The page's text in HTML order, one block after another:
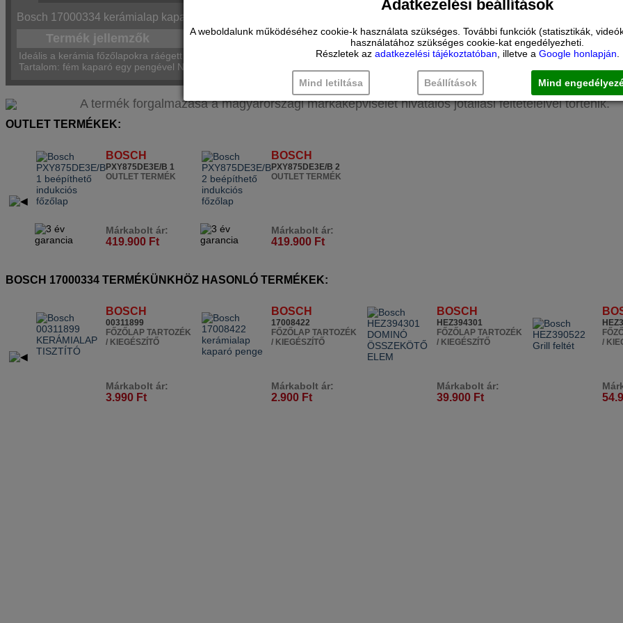
Bosch 17000334 kerámialap kaparó leírás:
Termék jellemzők
Ideális a kerámia főzőlapokra ráégett szennyeződések eltávolítására a felület károsítása nélkül.
Tartalom: fém kaparó egy pengével Ne használja éles szögben (például 45 vagy 90 fokban), mert ez megkarcolhatja az üveg főzőlapot
A termék forgalmazása a magyarországi márkaképviselet hivatalos jótállási feltételeivel történik.
OUTLET TERMÉKEK:
BOSCH
PXY875DE3E/B 1
OUTLET TERMÉK
Márkabolt ár:
419.900 Ft
BOSCH
PXY875DE3E/B 2
OUTLET TERMÉK
Márkabolt ár:
419.900 Ft
BOSCH 17000334 TERMÉKÜNKHÖZ HASONLÓ TERMÉKEK:
BOSCH
00311899
FŐZŐLAP TARTOZÉK
/ KIEGÉSZÍTŐ
Márkabolt ár:
3.990 Ft
BOSCH
17008422
FŐZŐLAP TARTOZÉK
/ KIEGÉSZÍTŐ
Márkabolt ár:
2.900 Ft
BOSCH
HEZ394301
FŐZŐLAP TARTOZÉK
/ KIEGÉSZÍTŐ
Márkabolt ár:
39.900 Ft
/
Adatkezelési beállítások
A weboldalunk működéséhez cookie-k használata szükséges. További funkciók (statisztikák,
használatához szükséges cookie-kat engedélyezheti.
Részletek az adatkezelési tájékoztatóban, illetve a Google honlapján.
Mind letiltása Beállítások Mind